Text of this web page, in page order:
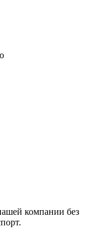
компании без